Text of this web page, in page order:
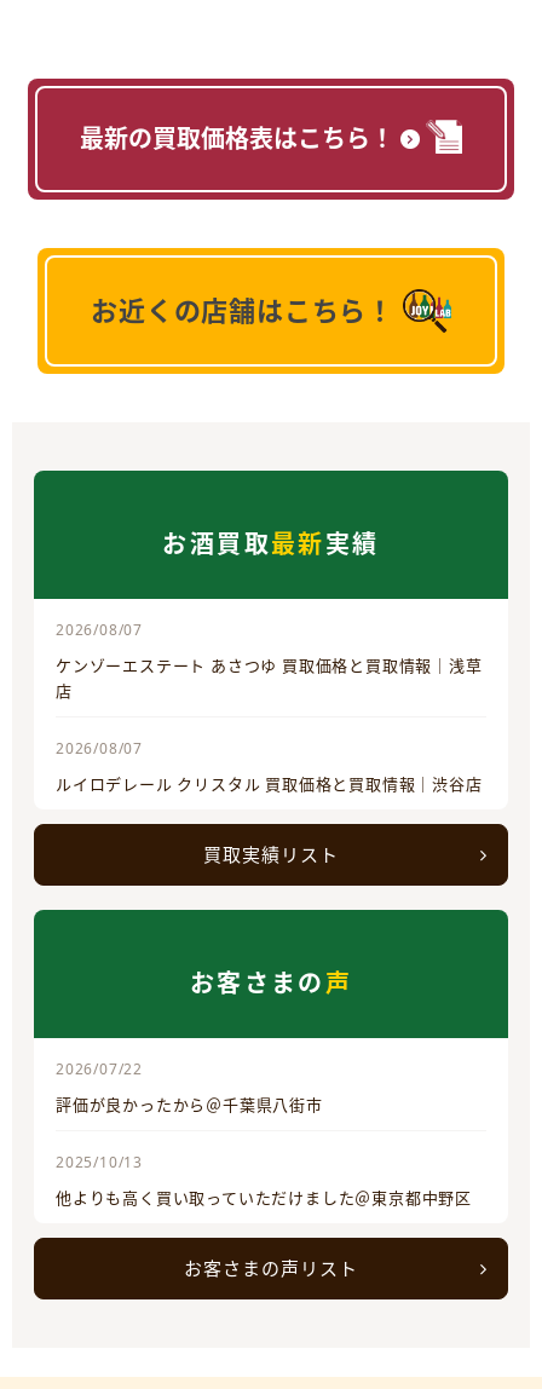
最新の買取価格表はこちら！
お近くの店舗はこちら！
お酒買取最新実績
2026/08/07
ケンゾーエステート あさつゆ 買取価格と買取情報｜浅草
店
2026/08/07
ルイロデレール クリスタル 買取価格と買取情報｜渋谷店
買取実績リスト
お客さまの声
2026/07/22
評価が良かったから＠千葉県八街市
2025/10/13
他よりも高く買い取っていただけました＠東京都中野区
お客さまの声リスト